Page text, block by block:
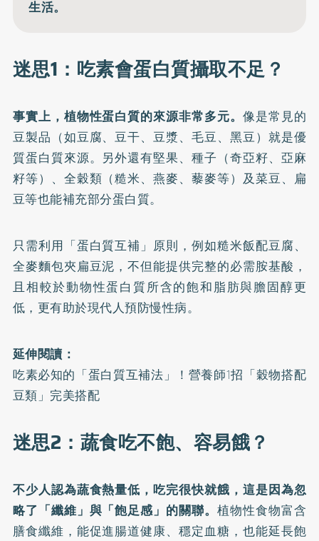
生活。
迷思1：吃素會蛋白質攝取不足？
事實上，植物性蛋白質的來源非常多元。 像是常見的
豆製品（如豆腐、豆干、豆漿、毛豆、黑豆）就是優
質蛋白質來源。另外還有堅果、種子（奇亞籽、亞麻
籽等）、全穀類（糙米、燕麥、藜麥等）及菜豆、扁
豆等也能補充部分蛋白質。
只需利用「蛋白質互補」原則，例如糙米飯配豆腐、
全麥麵包夾扁豆泥，不但能提供完整的必需胺基酸，
且相較於動物性蛋白質所含的飽和脂肪與膽固醇更
低，更有助於現代人預防慢性病。
延伸閱讀：
吃素必知的「蛋白質互補法」！營養師1招「穀物搭配
豆類」完美搭配
迷思2：蔬食吃不飽、容易餓？
不少人認為蔬食熱量低，吃完很快就餓，這是因為忽
略了「纖維」與「飽足感」的關聯。 植物性食物富含
膳食纖維，能促進腸道健康、穩定血糖，也能延長飽